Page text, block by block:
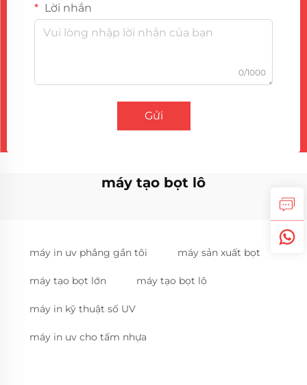
Lời nhắn
0/1000
Gửi
máy tạo bọt lô
máy in uv phẳng gần tôi máy sản xuất bọt
máy tạo bọt lớn máy tạo bọt lô
máy in kỹ thuật số UV
máy in uv cho tấm nhựa